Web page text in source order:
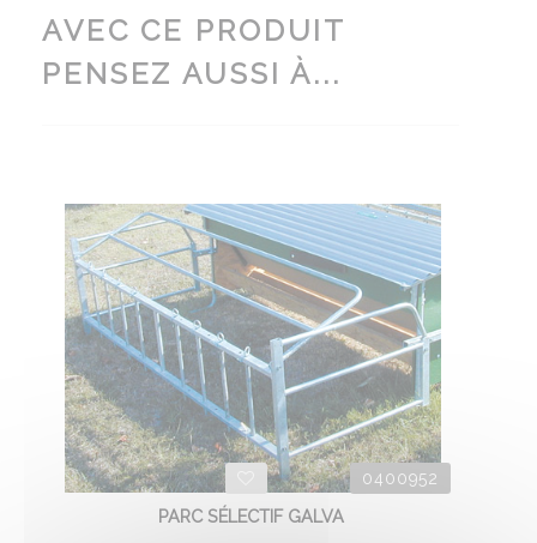
AVEC CE PRODUIT
PENSEZ AUSSI À...
0400952
PARC SÉLECTIF GALVA